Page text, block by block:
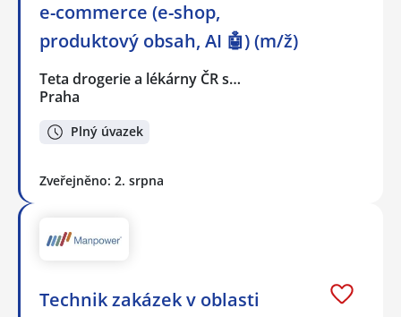
e-commerce (e-shop,
produktový obsah, AI 🤖) (m/ž)
Teta drogerie a lékárny ČR s…
Praha
Plný úvazek
Zveřejněno: 2. srpna
Technik zakázek v oblasti